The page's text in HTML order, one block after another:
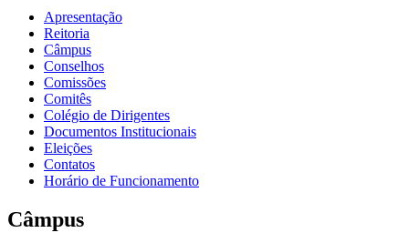
Apresentação
Reitoria
Câmpus
Conselhos
Comissões
Comitês
Colégio de Dirigentes
Documentos Institucionais
Eleições
Contatos
Horário de Funcionamento
Câmpus